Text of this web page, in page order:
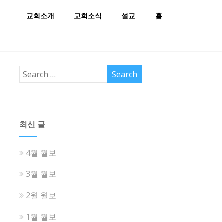
교회소개 교회소식 설교 홈
최신 글
4월 월보
3월 월보
2월 월보
1월 월보